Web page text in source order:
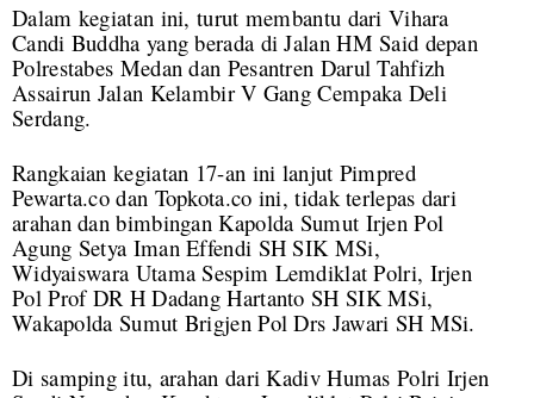
Dalam kegiatan ini, turut membantu dari Vihara
Candi Buddha yang berada di Jalan HM Said depan
Polrestabes Medan dan Pesantren Darul Tahfizh
Assairun Jalan Kelambir V Gang Cempaka Deli
Serdang.
Rangkaian kegiatan 17-an ini lanjut Pimpred
Pewarta.co dan Topkota.co ini, tidak terlepas dari
arahan dan bimbingan Kapolda Sumut Irjen Pol
Agung Setya Iman Effendi SH SIK MSi,
Widyaiswara Utama Sespim Lemdiklat Polri, Irjen
Pol Prof DR H Dadang Hartanto SH SIK MSi,
Wakapolda Sumut Brigjen Pol Drs Jawari SH MSi.
Di samping itu, arahan dari Kadiv Humas Polri Irjen